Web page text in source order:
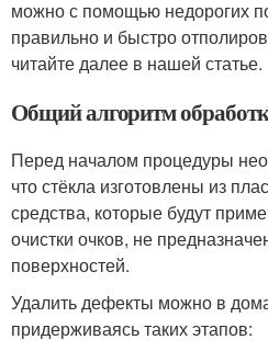
можно с помощью недорогих
правильно и быстро
читайте далее в нашей статье.
Общий алгоритм
Перед началом процедуры
что стёкла изготовлены из
средства, которые будут
очистки очков, не
поверхностей.
Удалить дефекты можно в
придерживаясь таких этапов: